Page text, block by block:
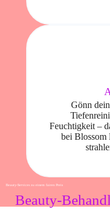
Gönn
Feuchtigkeit –
bei Blossom
Beauty-Services zu einem fairen Preis
Beauty-